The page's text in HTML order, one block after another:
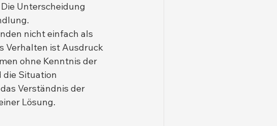
Unterscheidung
nicht einfach als
Verhalten ist Ausdruck
ohne Kenntnis der
die Situation
Verständnis der
Lösung.